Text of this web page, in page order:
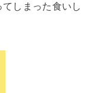
しまった食いし